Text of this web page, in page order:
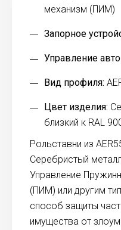
механизм (ПИМ)
Запорное
Управление
Вид профиля:
Цвет изделия:
близкий к RAL
Рольставни из
Серебристый
Управление
(ПИМ) или другим
способ защиты
имущества от